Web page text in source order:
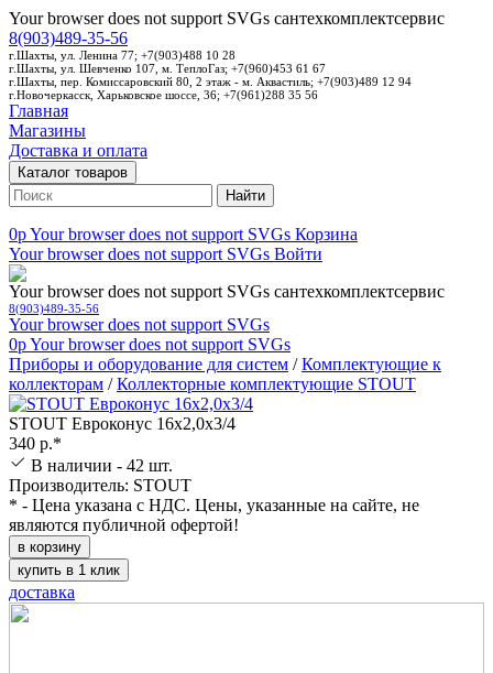
Your browser does not support SVGs сантехкомплектсервис
8(903)489-35-56
г.Шахты, ул. Ленина 77; +7(903)488 10 28
г.Шахты, ул. Шевченко 107, м. ТеплоГаз; +7(960)453 61 67
г.Шахты, пер. Комиссаровский 80, 2 этаж - м. Аквастиль; +7(903)489 12 94
г.Новочеркасск, Харьковское шоссе, 36; +7(961)288 35 56
Главная
Магазины
Доставка и оплата
Каталог товаров
Найти
0pYour browser does not support SVGs Корзина
Your browser does not support SVGs Войти
Your browser does not support SVGs сантехкомплектсервис
8(903)489-35-56
Your browser does not support SVGs
0pYour browser does not support SVGs
Приборы и оборудование для систем /Комплектующие к
коллекторам /Коллекторные комплектующие STOUT
STOUT Евроконус 16х2,0х3/4
340 р.*
В наличии - 42 шт.
Производитель: STOUT
* - Цена указана с НДС. Цены, указанные на сайте, не
являются публичной офертой!
в корзину
купить в 1 клик
доставка